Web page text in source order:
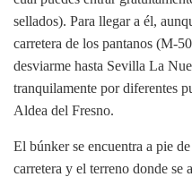
sellados). Para llegar a él,
carretera de los pantanos (M-
desviarme hasta Sevilla La
tranquilamente por diferentes
Aldea del Fresno.
El búnker se encuentra a pie
carretera y el terreno donde se